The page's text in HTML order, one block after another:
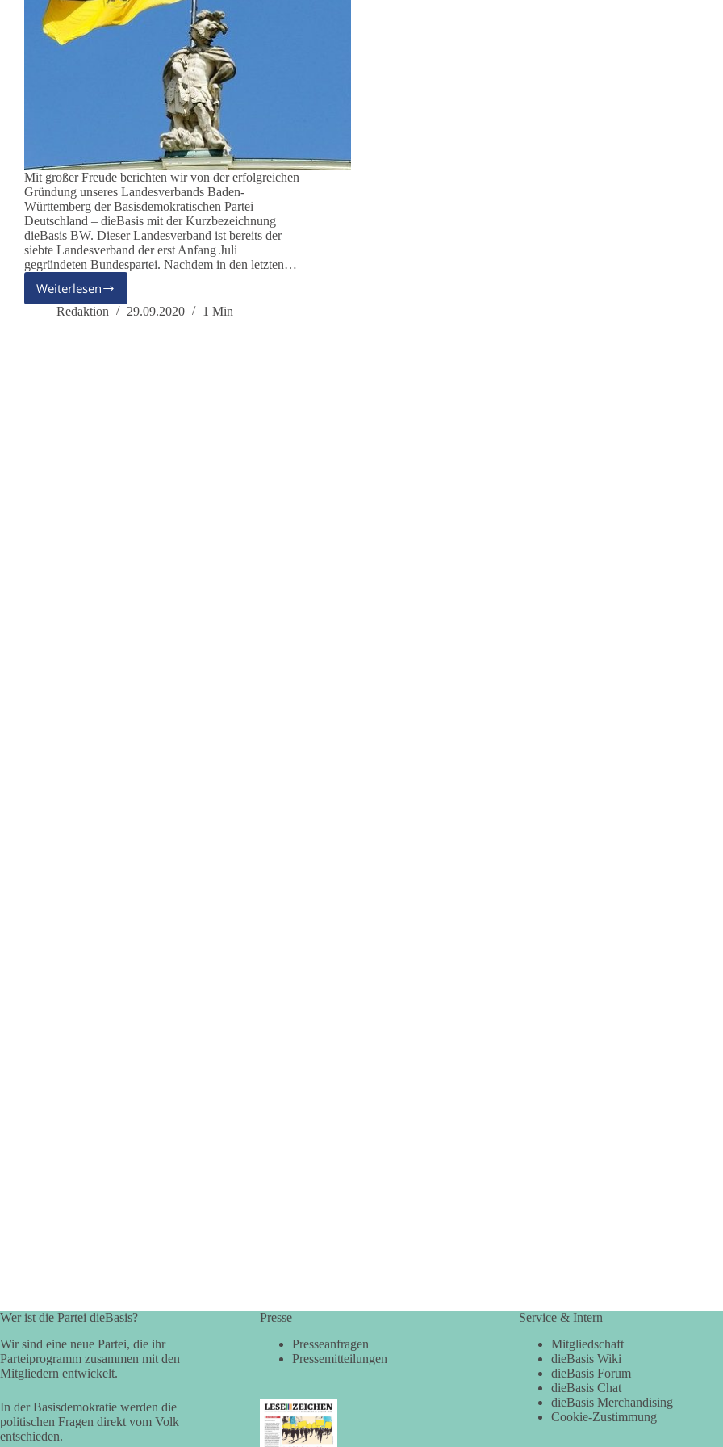
Mit großer Freude berichten wir von der erfolgreichen
Gründung unseres Landesverbands Baden-
Württemberg der Basisdemokratischen Partei
Deutschland – dieBasis mit der Kurzbezeichnung
dieBasis BW. Dieser Landesverband ist bereits der
siebte Landesverband der erst Anfang Juli
gegründeten Bundespartei. Nachdem in den letzten…
WeiterlesenErfolgreiche
Gründung
Redaktion 29.09.2020 1 Min
Wer ist die Partei dieBasis?
Wir sind eine neue Partei, die ihr
Parteiprogramm zusammen mit den
Mitgliedern entwickelt.
In der Basisdemokratie werden die
politischen Fragen direkt vom Volk
entschieden.
Presse
Presseanfragen
Pressemitteilungen
Service & Intern
Mitgliedschaft
dieBasis Wiki
dieBasis Forum
dieBasis Chat
dieBasis Merchandising
Cookie-Zustimmung